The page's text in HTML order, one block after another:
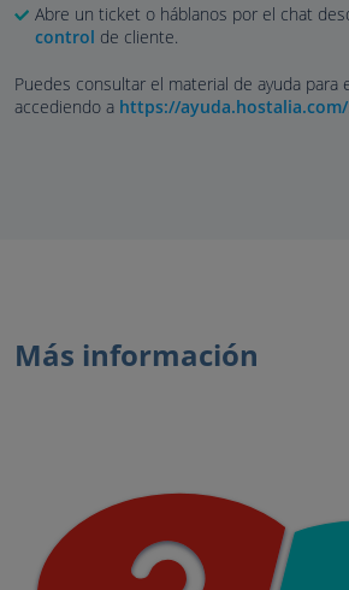
Abre un ticket o háblanos por el chat
control de cliente.
Puedes consultar el material de ayuda para
accediendo a https://ayuda.hostalia.com/
Más información